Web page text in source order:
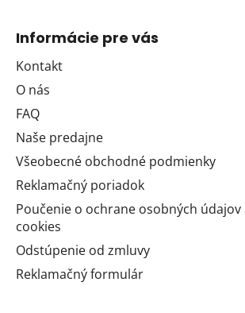
Informácie pre vás
Kontakt
O nás
FAQ
Naše predajne
Všeobecné obchodné podmienky
Reklamačný poriadok
Poučenie o ochrane osobných
cookies
Odstúpenie od zmluvy
Reklamačný formulár